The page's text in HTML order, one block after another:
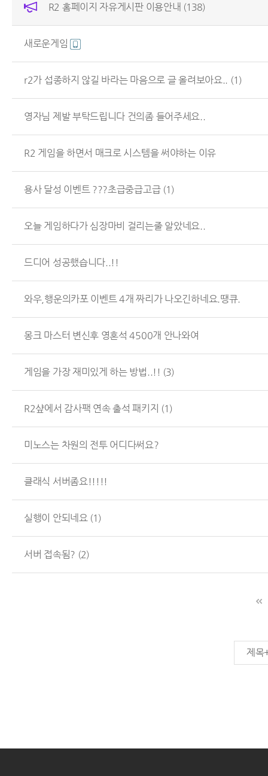
R2 홈페이지 자유게시판 이용안내 (138)
새로운게임
r2가 섭종하지 않길 바라는 마음으로 글 올려보아요.. (1)
영자님 제발 부탁드립니다 건의좀 들어주세요..
R2 게임을 하면서 매크로 시스템을 써야하는 이유
용사 달성 이벤트 ???초급중급고급 (1)
오늘 게임하다가 심장마비 걸리는줄 알았네요..
드디어 성공했습니다..!!
와우,행운의카포 이벤트 4개 짜리가 나오긴하네요.땡큐.
몽크 마스터 변신후 영혼석 4500개 안나와여
게임을 가장 재미있게 하는 방법..!! (3)
R2샾에서 감사팩 연속 출석 패키지 (1)
미노스는 차원의 전투 어디다써요?
클래식 서버좀요!!!!!
실행이 안되네요 (1)
서버 접속됨? (2)
제목